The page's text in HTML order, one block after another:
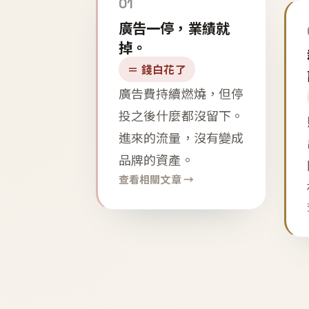
01
廣告一停，業績就
掉。
＝ 錢白花了
廣告費持續燃燒，但停
投之後什麼都沒留下。
進來的流量，沒有變成
品牌的資產。
查看相關文章 →